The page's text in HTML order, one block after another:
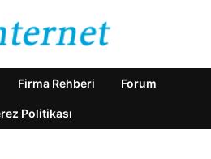
Firma Rehberi Forum
Politikası